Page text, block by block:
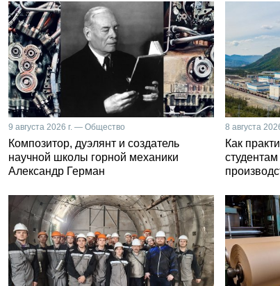
9 августа 2026 г. — Общество
Композитор, дуэлянт и создатель
научной школы горной механики
Александр Герман
8 августа
Как